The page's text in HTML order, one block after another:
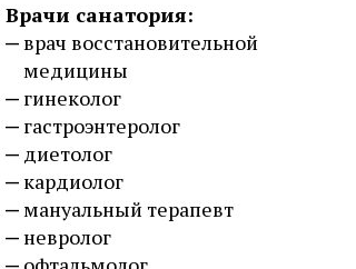
Врачи санатория:
врач восстановительной
медицины
гинеколог
гастроэнтеролог
диетолог
кардиолог
мануальный терапевт
невролог